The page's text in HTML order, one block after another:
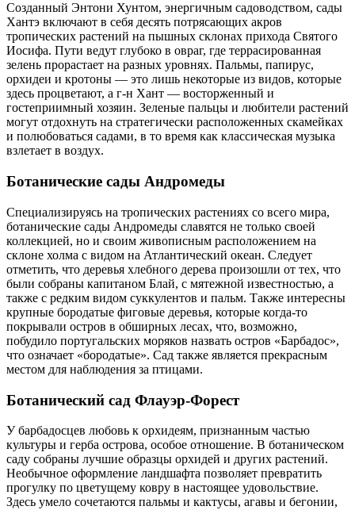
Созданный Энтони Хунтом, энергичным садоводством, сады
Хантэ включают в себя десять потрясающих акров
тропических растений на пышных склонах прихода Святого
Иосифа. Пути ведут глубоко в овраг, где террасированная
зелень прорастает на разных уровнях. Пальмы, папирус,
орхидеи и кротоны — это лишь некоторые из видов, которые
здесь процветают, а г-н Хант — восторженный и
гостеприимный хозяин. Зеленые пальцы и любители растений
могут отдохнуть на стратегически расположенных скамейках
и полюбоваться садами, в то время как классическая музыка
взлетает в воздух.
Ботанические сады Андромеды
Специализируясь на тропических растениях со всего мира,
ботанические сады Андромеды славятся не только своей
коллекцией, но и своим живописным расположением на
склоне холма с видом на Атлантический океан. Следует
отметить, что деревья хлебного дерева произошли от тех, что
были собраны капитаном Блай, с мятежной известностью, а
также с редким видом суккулентов и пальм. Также интересны
крупные бородатые фиговые деревья, которые когда-то
покрывали остров в обширных лесах, что, возможно,
побудило португальских моряков назвать остров «Барбадос»,
что означает «бородатые». Сад также является прекрасным
местом для наблюдения за птицами.
Ботанический сад Флауэр-Форест
У барбадосцев любовь к орхидеям, признанным частью
культуры и герба острова, особое отношение. В ботаническом
саду собраны лучшие образцы орхидей и других растений.
Необычное оформление ландшафта позволяет превратить
прогулку по цветущему ковру в настоящее удовольствие.
Здесь умело сочетаются пальмы и кактусы, агавы и бегонии,